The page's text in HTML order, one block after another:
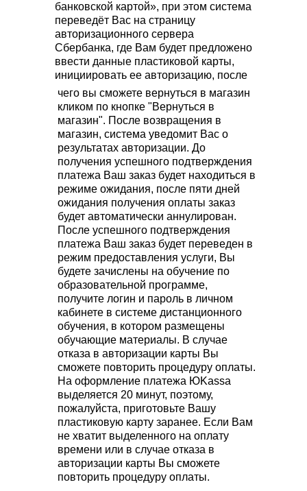
банковской картой», при этом система
переведёт Вас на страницу
авторизационного сервера
Сбербанка, где Вам будет предложено
ввести данные пластиковой карты,
инициировать ее авторизацию, после
чего вы сможете вернуться в магазин
кликом по кнопке "Вернуться в
магазин". После возвращения в
магазин, система уведомит Вас о
результатах авторизации. До
получения успешного подтверждения
платежа Ваш заказ будет находиться в
режиме ожидания, после пяти дней
ожидания получения оплаты заказ
будет автоматически аннулирован.
После успешного подтверждения
платежа Ваш заказ будет переведен в
режим предоставления услуги, Вы
будете зачислены на обучение по
образовательной программе,
получите логин и пароль в личном
кабинете в системе дистанционного
обучения, в котором размещены
обучающие материалы. В случае
отказа в авторизации карты Вы
сможете повторить процедуру оплаты.
На оформление платежа ЮKassa
выделяется 20 минут, поэтому,
пожалуйста, приготовьте Вашу
пластиковую карту заранее. Если Вам
не хватит выделенного на оплату
времени или в случае отказа в
авторизации карты Вы сможете
повторить процедуру оплаты.